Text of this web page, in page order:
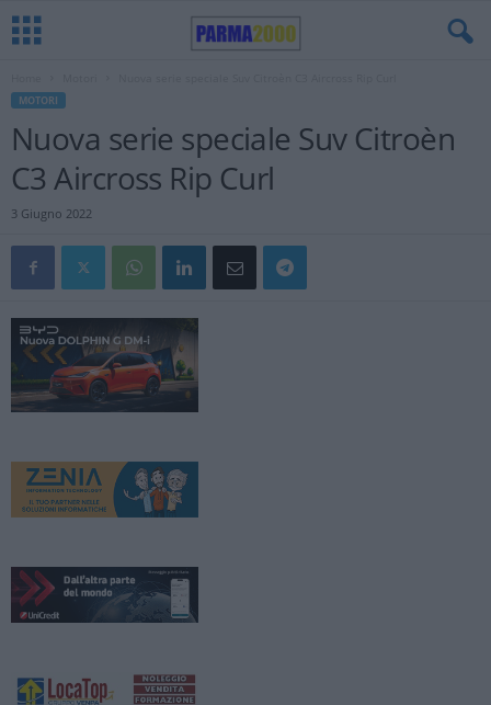
MOTORI
Nuova serie speciale Suv Citroèn
C3 Aircross Rip Curl
3 Giugno 2022